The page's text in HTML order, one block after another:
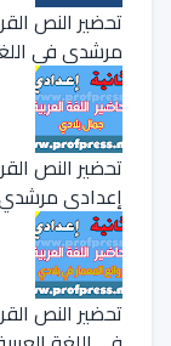
تحضير النص
مرشدي في
تحضير النص
إعدادي مرشدي
تحضير النص